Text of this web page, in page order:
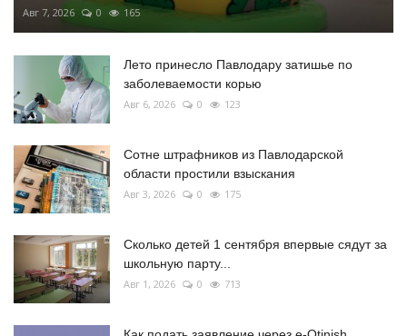
Авг 7, 2026 0 165
Лето принесло Павлодару затишье по
заболеваемости корью
Авг 6, 2026 0 123
Сотне штрафников из Павлодарской
области простили взыскания
Авг 3, 2026 0 175
Сколько детей 1 сентября впервые сядут за
школьную парту...
Авг 1, 2026 0 713